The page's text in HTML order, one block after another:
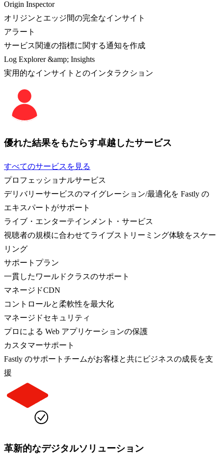
Origin Inspector
オリジンとエッジ間の完全なインサイト
アラート
サービス関連の指標に関する通知を作成
Log Explorer &amp; Insights
実用的なインサイトとのインタラクション
優れた結果をもたらす卓越したサービス
すべてのサービスを見る
プロフェッショナルサービス
デリバリーサービスのマイグレーション/最適化を Fastly の
エキスパートがサポート
ライブ・エンターテインメント・サービス
視聴者の規模に合わせてライブストリーミング体験をスケー
リング
サポートプラン
一貫したワールドクラスのサポート
マネージドCDN
コントロールと柔軟性を最大化
マネージドセキュリティ
プロによる Web アプリケーションの保護
カスタマーサポート
Fastly のサポートチームがお客様と共にビジネスの成長を支
援
革新的なデジタルソリューション